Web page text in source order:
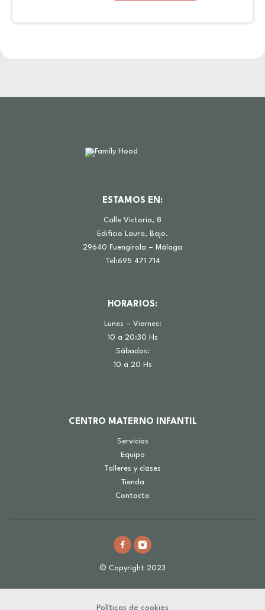
ESTAMOS EN:
Calle Victoria, 8
Edificio Laura, Bajo.
29640 Fuengirola – Málaga
Tel:695 471 714
HORARIOS:
Lunes – Viernes:
10 a 20:30 Hs
Sábados:
10 a 20 Hs
CENTRO MATERNO INFANTIL
Servicios
Equipo
Talleres y clases
Tienda
Contacto
© Copyright 2023
Políticas de cookies